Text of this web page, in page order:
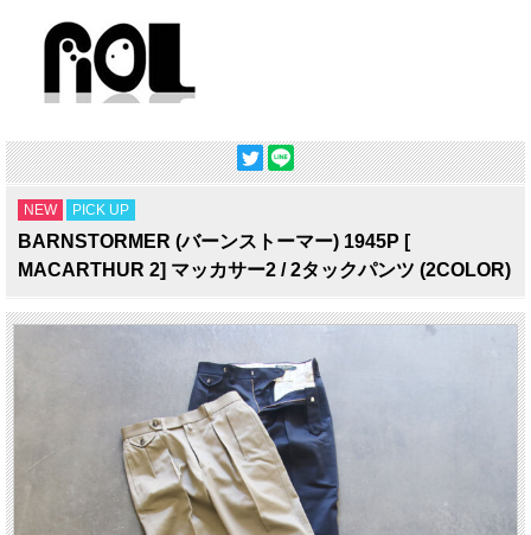
NEW PICK UP
BARNSTORMER (バーンストーマー) 1945P [
MACARTHUR 2] マッカサー2 / 2タックパンツ (2COLOR)